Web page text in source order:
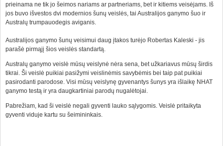
prieinama ne tik jo šeimos nariams ar partneriams, bet ir kitiems veisėjams. Iš
jos buvo išvestos dvi modernios šunų veislės, tai Australijos ganymo šuo ir
Australų trumpauodegis aviganis.
Australijos ganymo šunų veisimui daug įtakos turėjo Robertas Kaleski - jis
parašė pirmąjį šios veislės standartą.
Australų ganymo veislė mūsų veislynė nėra sena, bet užkariavus mūsų širdis
tikrai. Ši veislė puikiai pasižymi veislinėmis savybėmis bei taip pat puikiai
pasirodanti parodose. Visi mūsų veislynę gyvenantys šunys yra išlaikę NHAT
ganymo testą ir yra daugkartiniai parodų nugalėtojai.
Pabrežiam, kad ši veislė negali gyventi lauko sąlygomis. Veislė pritaikyta
gyventi viduje kartu su šeimininkais.